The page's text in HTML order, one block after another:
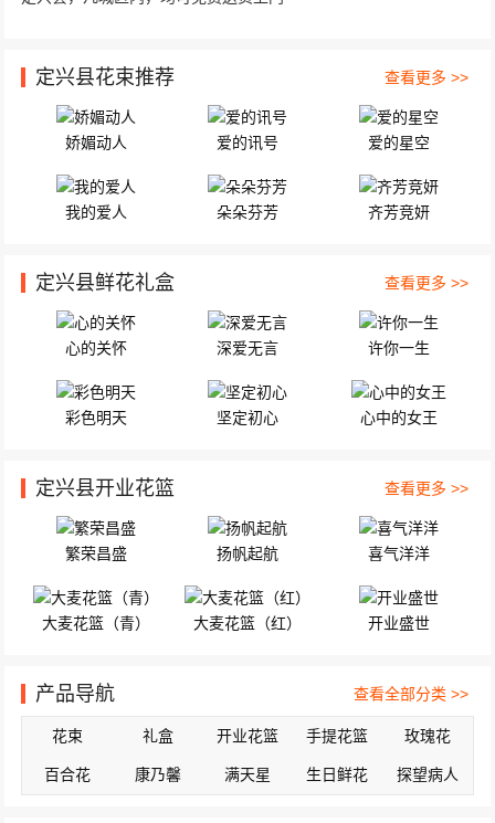
定兴县花束推荐 查看更多 >>
娇媚动人 爱的讯号 爱的星空
我的爱人 朵朵芬芳 齐芳竞妍
定兴县鲜花礼盒 查看更多 >>
心的关怀 深爱无言 许你一生
彩色明天 坚定初心 心中的女王
定兴县开业花篮 查看更多 >>
繁荣昌盛 扬帆起航 喜气洋洋
大麦花篮（青） 大麦花篮（红） 开业盛世
产品导航 查看全部分类 >>
花束 礼盒 开业花篮 手提花篮 玫瑰花
百合花 康乃馨 满天星 生日鲜花 探望病人